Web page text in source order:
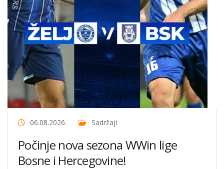
06.08.2026. Sadržaji
Počinje nova sezona WWin lige
Bosne i Hercegovine!